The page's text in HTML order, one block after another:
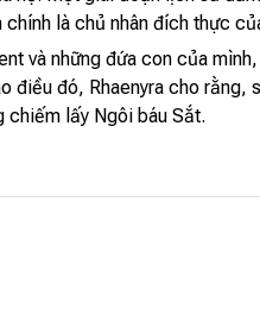
là chủ nhân đích thực
và những đứa con của
điều đó, Rhaenyra cho
chiếm lấy Ngôi báu Sắt.